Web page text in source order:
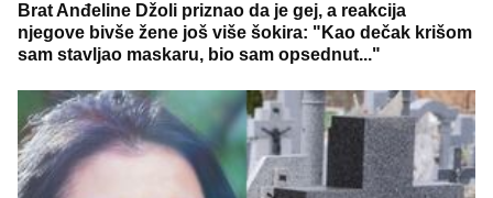
Brat Anđeline Džoli priznao da je gej, a reakcija
njegove bivše žene još više šokira: "Kao dečak krišom
sam stavljao maskaru, bio sam opsednut..."